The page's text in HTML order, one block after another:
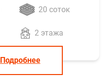
20 соток
2 этажа
Подробнее